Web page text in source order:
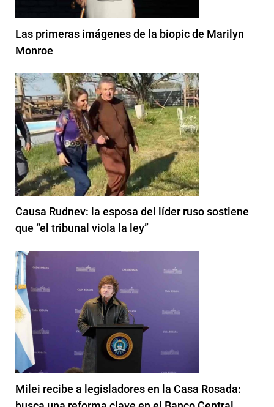
Las primeras imágenes de la biopic de Marilyn
Monroe
Causa Rudnev: la esposa del líder ruso sostiene
que “el tribunal viola la ley”
Milei recibe a legisladores en la Casa Rosada: